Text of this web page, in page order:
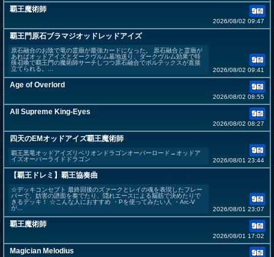
覇王魔術師
2026/08/02 09:47
覇王門原石ブラマジオッドレッドアイズ
原石融合のお陰で竜の霊廟が最強カードになった。 原石融合と霊廟が
あればオッドアイズとダークヴルム墓地送り、ダークヴルム効果で特
殊召喚で覇王門の魔術師サーチしつつ原石融合でボルテックスが直接
立てられる。...
2026/08/02 09:41
Age of Overlord
2026/08/02 08:55
All Supreme King-Eyes
2026/08/02 08:27
四天のEMオッドアイズ覇王魔術師
覇王黒竜オッドアイズリベリオンドラゴンオーバーロード→オッドア
イズオーバーライドドラゴン
2026/08/01 23:44
【覇王ドレミ】覇王協奏曲
☆デッキコンセプト 最終回後のズァークとレイの魂を表現したフレー
バーで、妨害の譜面を奏でたり、隠れエースによる脳筋で決めたりで
きるデッキ！ ☆こんな人におすすめ ・Pを使ってみたい人 ・Arc-Ⅴ
が...
2026/08/01 23:07
覇王魔術師
2026/08/01 17:02
Magician Melodius